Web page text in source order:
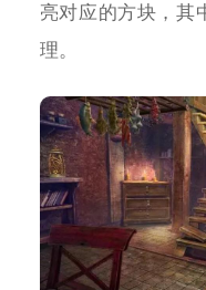
亮对应的方块，其
理。